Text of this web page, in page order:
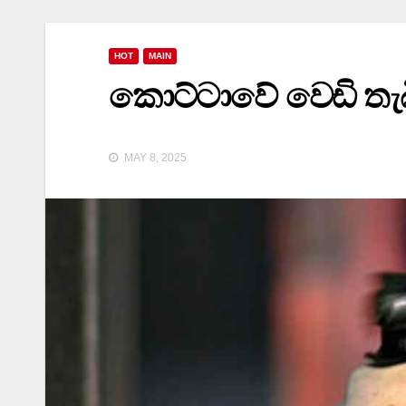
HOT MAIN
කොට්ටාවේ වෙඩි
MAY 8, 2025